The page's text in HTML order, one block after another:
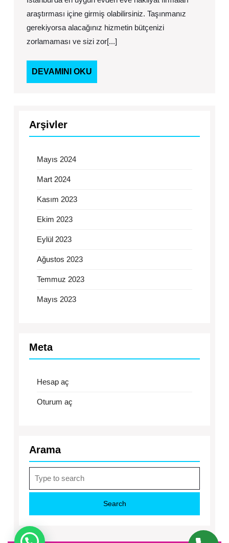
Eve
Nakliyat
araştırması içine girmiş olabilirsiniz. Taşınmanız
gerekiyorsa alacağınız hizmetin bütçenizi
zorlamaması ve sizi zor[...]
DEVAMINI OKU
OKU
Arşivler
Mayıs 2024
Mart 2024
Kasım 2023
Ekim 2023
Eylül 2023
Ağustos 2023
Temmuz 2023
Mayıs 2023
Meta
Hesap aç
Oturum aç
Arama
for: